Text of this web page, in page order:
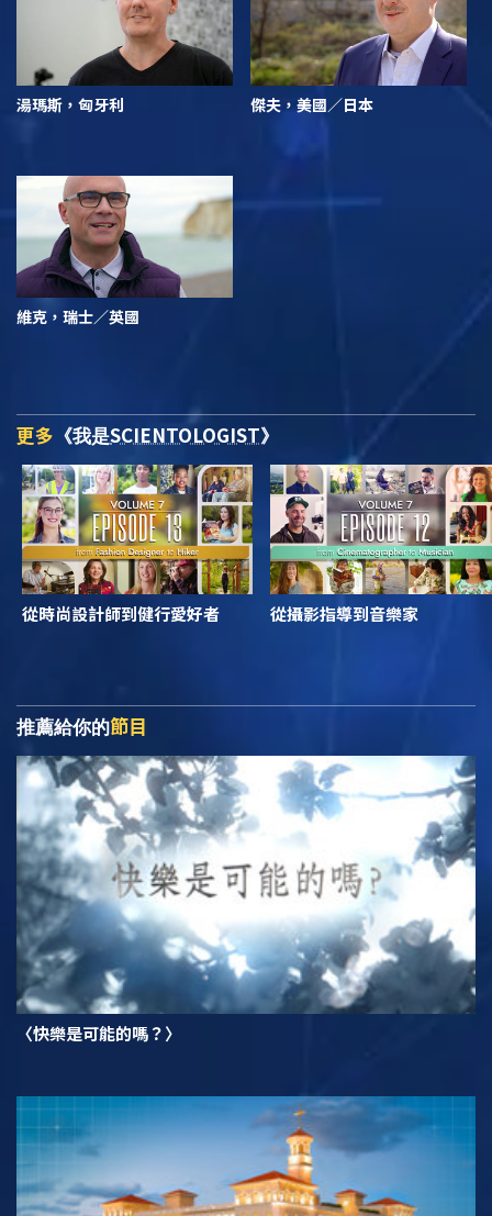
湯瑪斯，匈牙利 傑夫，美國／日本
維克，瑞士／英國
更多 《我是SCIENTOLOGIST》
從時尚設計師到健行愛好者 從攝影指導到音樂家
推薦給你的節目
〈快樂是可能的嗎？〉